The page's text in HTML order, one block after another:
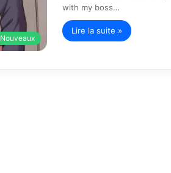
Nouveaux
with my boss…
Lire la suite »